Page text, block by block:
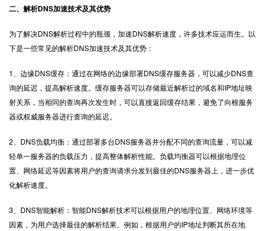
二、解析DNS加速技术及其优势
为了解决DNS解析过程中的瓶颈，加速DNS解析速度，许多技术应运而生。以
下是一些常见的解析DNS加速技术及其优势：
1、边缘DNS缓存：通过在网络的边缘部署DNS缓存服务器，可以减少DNS查
询的延迟，提高解析速度。缓存服务器可以存储最近解析过的域名和IP地址映
射关系，当相同的查询再次发生时，可以直接返回缓存结果，避免了向根服务
器或权威服务器进行查询的延迟。
2、DNS负载均衡：通过部署多台DNS服务器并分配不同的查询流量，可以减
轻单一服务器的负载压力，提高整体解析性能。负载均衡器可以根据地理位
置、网络延迟等因素将用户的查询请求分发到最佳的DNS服务器上，进一步优
化解析速度。
3、DNS智能解析：智能DNS解析技术可以根据用户的地理位置、网络环境等
因素，为用户选择最佳的解析结果。例如，根据用户的IP地址判断其所在地